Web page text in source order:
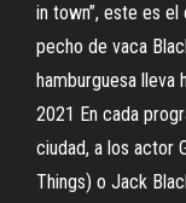
in town”, este es
pecho de vaca
hamburguesa
2021 En cada
ciudad, a los actor
Things) o Jack